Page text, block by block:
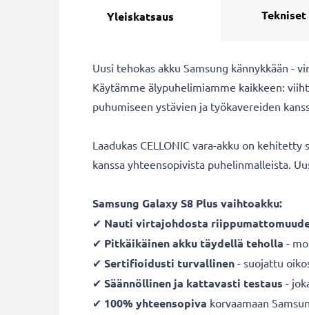
Yleiskatsaus
Uusi tehokas akku Samsung kännykkään -
Käytämme älypuhelimiamme kaikkeen:
puhumiseen ystävien ja työkavereiden
Laadukas CELLONIC vara-akku on
kanssa yhteensopivista puhelinmalleista.
Samsung Galaxy S8 Plus vaihtoakku:
✔ Nauti virtajohdosta
✔ Pitkäikäinenakku täydellä teholla -
✔ Sertifioidusti turvallinen - suojattu
✔ Säännöllinen ja kattavasti testaus -
✔ 100% yhteensopiva korvaamaan